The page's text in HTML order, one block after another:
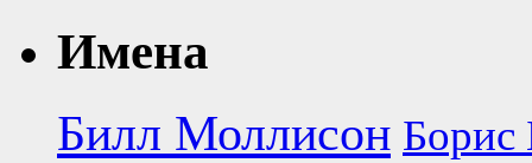
Имена
Билл Моллисон Борис